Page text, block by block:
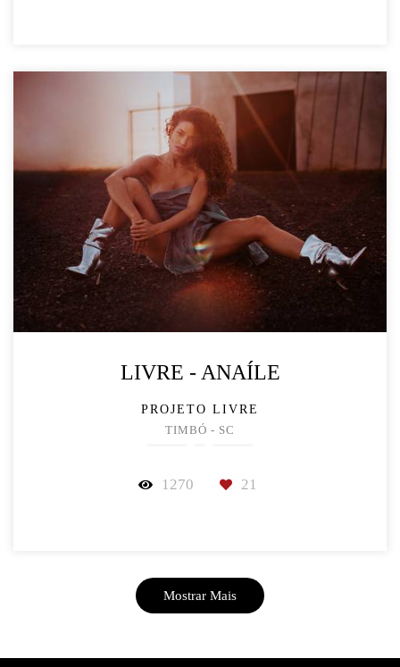
LIVRE - ANAÍLE
PROJETO LIVRE
TIMBÓ - SC
1270 21
Mostrar Mais